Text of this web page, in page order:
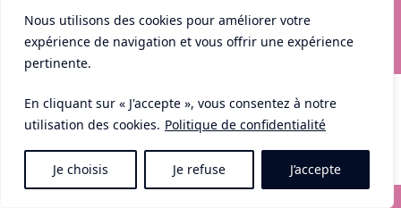
Nous utilisons des cookies pour améliorer votre
expérience de navigation et vous offrir une expérience
pertinente.
En cliquant sur « J'accepte », vous consentez à notre
utilisation des cookies. Politique de confidentialité
Je choisis Je refuse J’accepte
Octobre rose : Vente d’objets
dimanche 12 octobre 2025 - 08h00-8h00
sur le marché